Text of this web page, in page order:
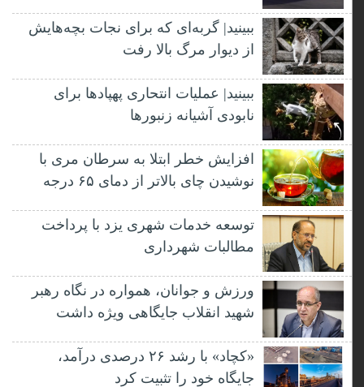
ببینید| گربه‌ای که برای نجات بچه‌هایش
از دیوار مرگ بالا رفت
ببینید| عملیات انتحاری پهپادها برای
نابودی آشیانه زنبورها
افزایش خطر ابتلا به سرطان مری با
نوشیدن چای بالاتر از دمای ۶۵ درجه
توسعه خدمات شهری یزد با پرداخت
مطالبات شهرداری
ورزش و جوانان، همواره در نگاه رهبر
شهید انقلاب جایگاهی ویژه داشت
«کچاد» با رشد ۲۶ درصدی درآمد،
جایگاه خود را تثبیت کرد